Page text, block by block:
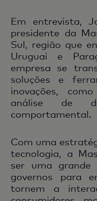
Em entrevista,
presidente da
Sul, região que
Uruguai e
empresa se
soluções e
inovações,
análise de
comportamental.
Com uma
tecnologia, a
ser uma grande
governos para
tornem a